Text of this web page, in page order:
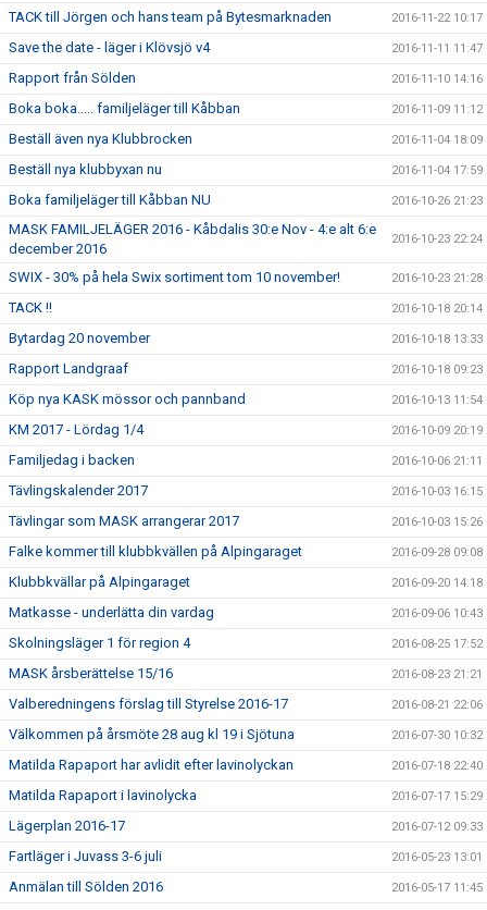
TACK till Jörgen och hans team på Bytesmarknaden 2016-11-22 10:17
Save the date - läger i Klövsjö v4 2016-11-11 11:47
Rapport från Sölden 2016-11-10 14:16
Boka boka..... familjeläger till Kåbban 2016-11-09 11:12
Beställ även nya Klubbrocken 2016-11-04 18:09
Beställ nya klubbyxan nu 2016-11-04 17:59
Boka familjeläger till Kåbban NU 2016-10-26 21:23
MASK FAMILJELÄGER 2016 - Kåbdalis 30:e Nov - 4:e alt 6:e
december 2016
2016-10-23 22:24
SWIX - 30% på hela Swix sortiment tom 10 november! 2016-10-23 21:28
TACK !! 2016-10-18 20:14
Bytardag 20 november 2016-10-18 13:33
Rapport Landgraaf 2016-10-18 09:23
Köp nya KASK mössor och pannband 2016-10-13 11:54
KM 2017 - Lördag 1/4 2016-10-09 20:19
Familjedag i backen 2016-10-06 21:11
Tävlingskalender 2017 2016-10-03 16:15
Tävlingar som MASK arrangerar 2017 2016-10-03 15:26
Falke kommer till klubbkvällen på Alpingaraget 2016-09-28 09:08
Klubbkvällar på Alpingaraget 2016-09-20 14:18
Matkasse - underlätta din vardag 2016-09-06 10:43
Skolningsläger 1 för region 4 2016-08-25 17:52
MASK årsberättelse 15/16 2016-08-23 21:21
Valberedningens förslag till Styrelse 2016-17 2016-08-21 22:06
Välkommen på årsmöte 28 aug kl 19 i Sjötuna 2016-07-30 10:32
Matilda Rapaport har avlidit efter lavinolyckan 2016-07-18 22:40
Matilda Rapaport i lavinolycka 2016-07-17 15:29
Lägerplan 2016-17 2016-07-12 09:33
Fartläger i Juvass 3-6 juli 2016-05-23 13:01
Anmälan till Sölden 2016 2016-05-17 11:45